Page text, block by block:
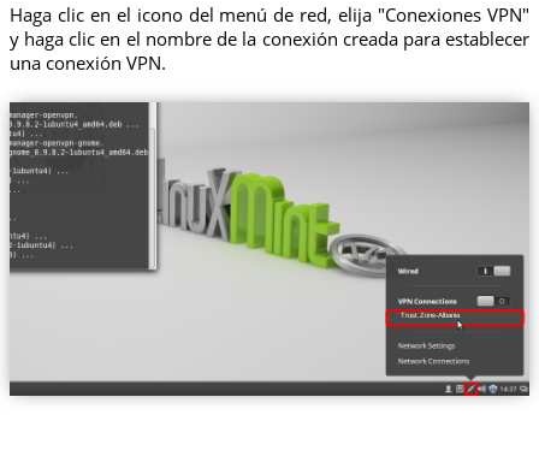
Haga clic en el icono del menú de red, elija "Conexiones VPN"
y haga clic en el nombre de la conexión creada para establecer
una conexión VPN.
Trust.Zone-Albania